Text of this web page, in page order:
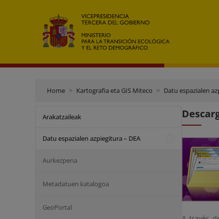
Home Kartografia eta GIS Miteco Datu espazialen
Arakatzaileak
Datu espazialen azpiegitura – DEA
Aurkezpena
Metadatuen katalogoa
GeoPortal